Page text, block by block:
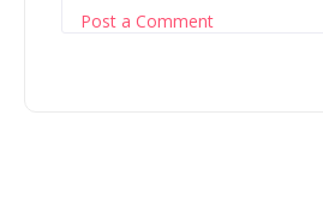
Post a Comment